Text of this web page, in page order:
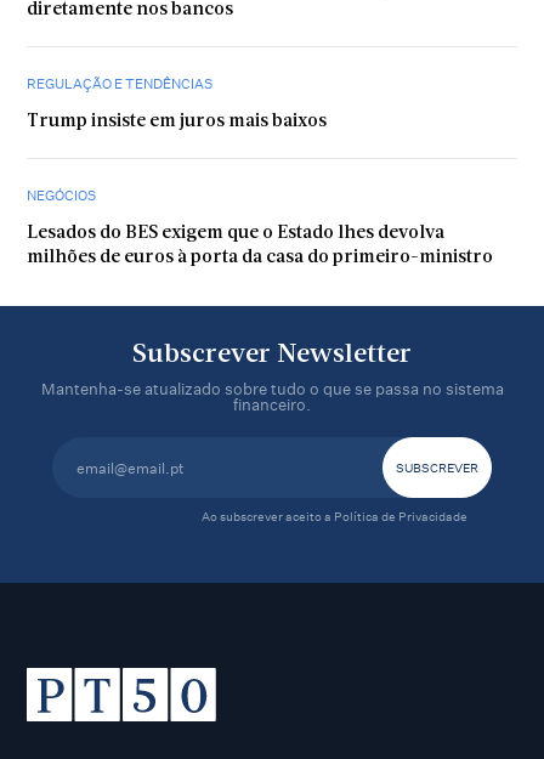
diretamente nos bancos
REGULAÇÃO E TENDÊNCIAS
Trump insiste em juros mais baixos
NEGÓCIOS
Lesados do BES exigem que o Estado lhes devolva
milhões de euros à porta da casa do primeiro-ministro
Subscrever Newsletter
Mantenha-se atualizado sobre tudo o que se passa no sistema
financeiro.
Ao subscrever aceito a Política de Privacidade